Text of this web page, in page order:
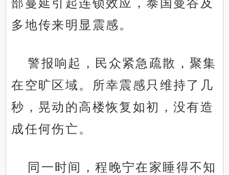
部蔓延引起连锁效应，泰国曼谷及
多地传来明显震感。
警报响起，民众紧急疏散，聚集
在空旷区域。所幸震感只维持了几
秒，晃动的高楼恢复如初，没有造
成任何伤亡。
同一时间，程晚宁在家睡得不知